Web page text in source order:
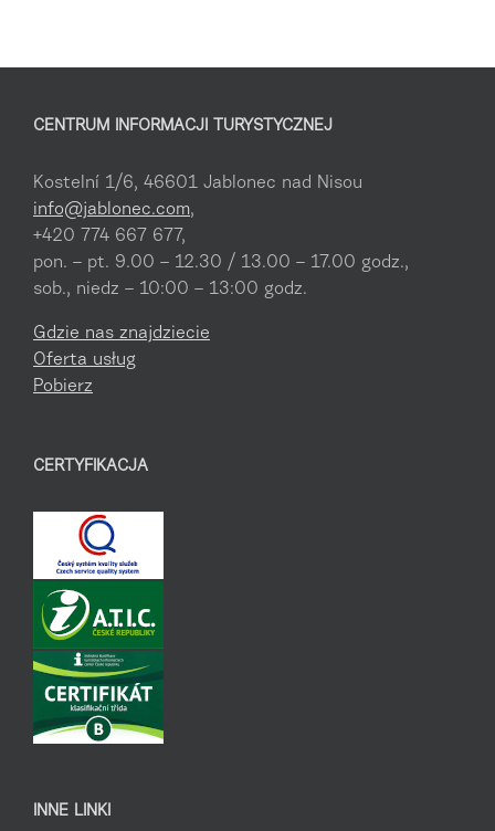
CENTRUM INFORMACJI TURYSTYCZNEJ
Kostelní 1/6, 46601 Jablonec nad Nisou
info@jablonec.com,
+420 774 667 677,
pon. – pt. 9.00 – 12.30 / 13.00 – 17.00 godz.,
sob., niedz – 10:00 – 13:00 godz.
Gdzie nas znajdziecie
Oferta usług
Pobierz
CERTYFIKACJA
INNE LINKI